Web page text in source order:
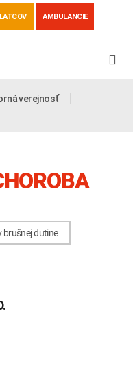
AMBULANCIE
a tlačivá
borelióza
verejnosť
brušnej dutine